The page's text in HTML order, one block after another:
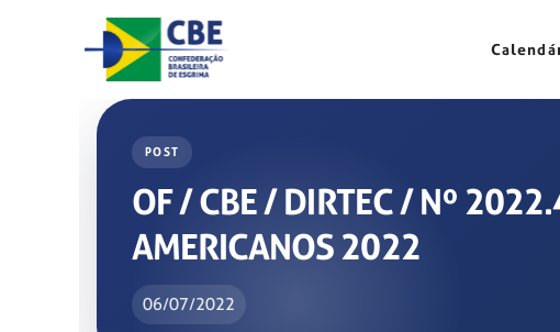
POST
OF / CBE / DIRTEC / Nº
AMERICANOS 2022
06/07/2022